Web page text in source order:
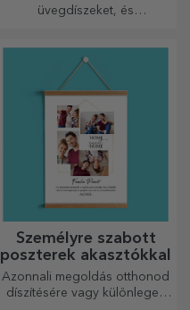
üvegdíszeket, és
ajándékokkal!
Személyre szabott
poszterek akasztókkal
Azonnali megoldás otthonod
díszítésére vagy különleges